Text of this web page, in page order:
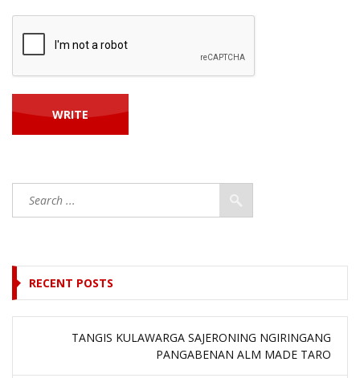
RECENT POSTS
TANGIS KULAWARGA SAJERONING NGIRINGANG
PANGABENAN ALM MADE TARO